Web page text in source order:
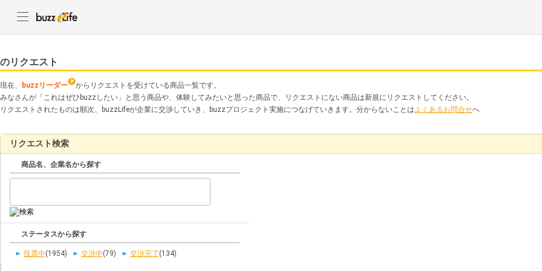
のリクエスト
現在、 buzzリーダー
からリクエストを受けている商品一覧です。
みなさんが「これはぜひbuzzしたい」と思う商品や、体験してみたいと思った商品で、リクエストにない商品は新規にリクエストしてください。
リクエストされたものは順次、buzzLifeが企業に交渉していき、buzzプロジェクト実施につなげていきます。分からないことはよくあるお問合せへ
リクエスト検索
商品名、企業名から探す
ステータスから探す
投票中(1954) 交渉中(79) 交渉完了 (134)